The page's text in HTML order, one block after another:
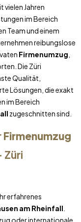
vielen Jahren
im Bereich
Team und einem
reibungslose
Firmenumzug
Die Züri
Qualität,
Lösungen, die exakt
im Bereich
zugeschnitten sind.
Firmenumzug
Züri
erfahrenes
am Rheinfall
oder internationale